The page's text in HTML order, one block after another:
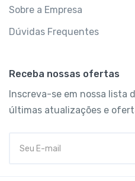
Sobre a Empresa
Dúvidas Frequentes
Receba nossas ofertas
Inscreva-se em nossa lista
últimas atualizações e